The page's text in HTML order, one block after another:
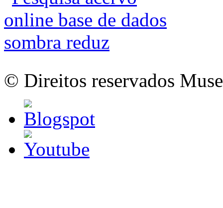
© Direitos reservados